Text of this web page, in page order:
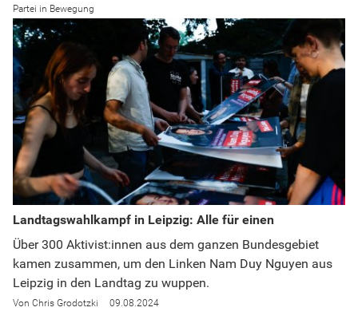
Partei in Bewegung
Landtagswahlkampf in Leipzig: Alle für einen
Über 300 Aktivist:innen aus dem ganzen Bundesgebiet
kamen zusammen, um den Linken Nam Duy Nguyen aus
Leipzig in den Landtag zu wuppen.
Chris Grodotzki 09.08.2024